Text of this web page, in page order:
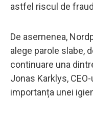
astfel riscul de
De asemenea,
alege parole slabe,
continuare una
Jonas Karklys,
importanța unei